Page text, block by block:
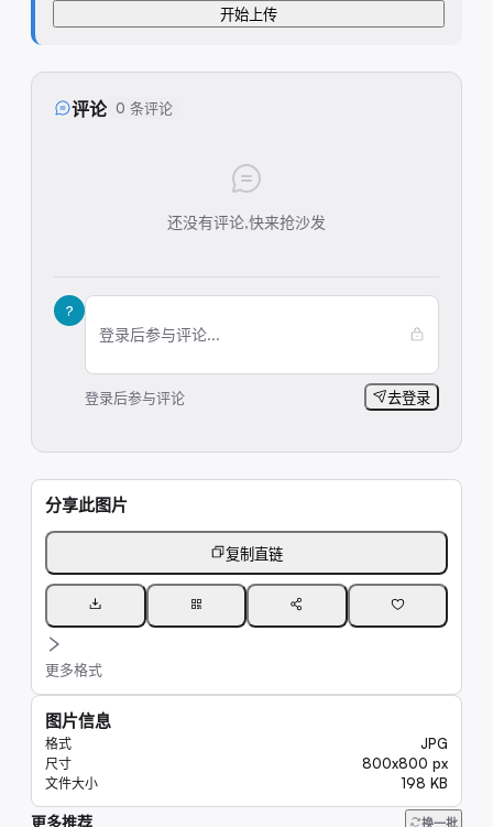
开始上传
评论 0 条评论
还没有评论,快来抢沙发
?
登录后参与评论...
登录后参与评论 去登录
分享此图片
复制直链
更多格式
图片信息
格式 JPG
尺寸 800x800 px
文件大小 198 KB
更多推荐 换一批
7.4K